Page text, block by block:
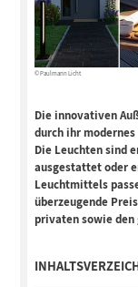
© Paulmann Licht
Die innovativen
durch ihr
Die Leuchten sind
ausgestattet oder
Leuchtmittels
überzeugende
privaten sowie